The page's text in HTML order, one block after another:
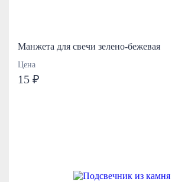
Манжета для свечи зелено-бежевая
Цена
15 ₽